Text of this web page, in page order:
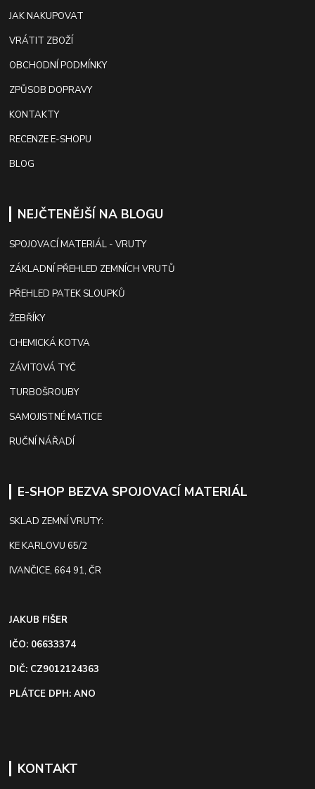
JAK NAKUPOVAT
VRÁTIT ZBOŽÍ
OBCHODNÍ PODMÍNKY
ZPŮSOB DOPRAVY
KONTAKTY
RECENZE E-SHOPU
BLOG
NEJČTENĚJŠÍ NA BLOGU
SPOJOVACÍ MATERIÁL - VRUTY
ZÁKLADNÍ PŘEHLED ZEMNÍCH VRUTŮ
PŘEHLED PATEK SLOUPKŮ
ŽEBŘÍKY
CHEMICKÁ KOTVA
ZÁVITOVÁ TYČ
TURBOŠROUBY
SAMOJISTNÉ MATICE
RUČNÍ NÁŘADÍ
E-SHOP BEZVA SPOJOVACÍ MATERIÁL
SKLAD ZEMNÍ VRUTY:
KE KARLOVU 65/2
IVANČICE, 664 91, ČR
JAKUB FIŠER
IČO: 06633374
DIČ: CZ9012124363
PLÁTCE DPH: ANO
KONTAKT